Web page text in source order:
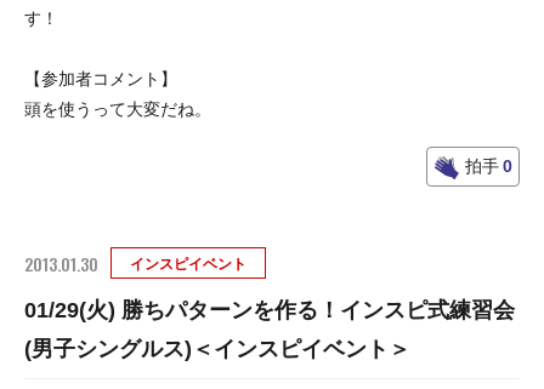
す！
【参加者コメント】
頭を使うって大変だね。
拍手0
2013.01.30 インスピイベント
01/29(火) 勝ちパターンを作る！インスピ式練習会
(男子シングルス)＜インスピイベント＞